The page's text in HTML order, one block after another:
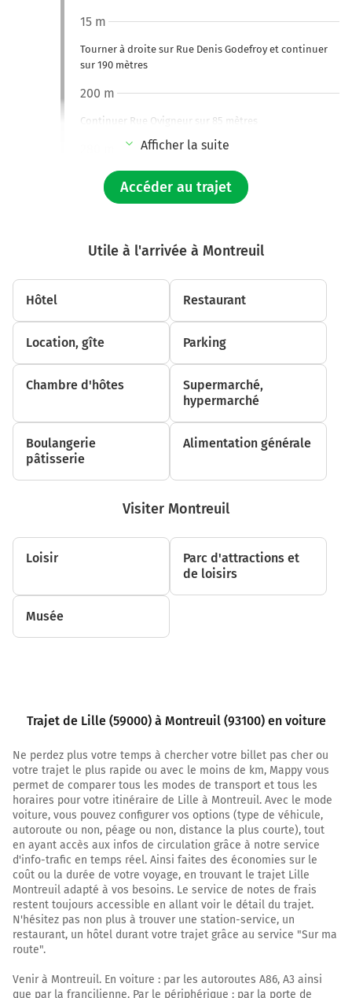
Tourner à droite sur Rue Denis Godefroy et continuer
sur 190 mètres
15 m
Continuer Rue Ovigneur sur 85 mètres
200 m
Tourner à gauche sur Place Gentil-Muiron et continuer
sur 120 mètres
Tourner légèrement à droite sur Avenue du Président
Tourner à droite sur Avenue du Président John
Fitzgerald Kennedy et continuer sur 120 mètres
Tourner à droite sur Boulevard Émile Dubuisson et
continuer sur 240 mètres
1,1 km
Tourner à gauche sur Boulevard des Cités Unies et
continuer sur 240 mètres
1,3 km
Prendre à droite et rejoindre M656. Continuer sur 750
Paris
Bruxelles
Valenciennes
Villeneuve-d'Ascq
Lesquin
Autoroute du Nord
Continuer A1 sur 19 kilomètres
E17
4,8 km
Afficher la suite
Accéder au trajet
Utile à l'arrivée à Montreuil
Hôtel Restaurant
Location, gîte Parking
Chambre d'hôtes
Supermarché,
hypermarché
Boulangerie
pâtisserie
Alimentation générale
Visiter Montreuil
Loisir
Parc d'attractions et
de loisirs
Musée
Trajet de Lille (59000) à Montreuil (93100) en voiture
Ne perdez plus votre temps à chercher votre billet pas cher ou
votre trajet le plus rapide ou avec le moins de km, Mappy vous
permet de comparer tous les modes de transport et tous les
horaires pour votre itinéraire de Lille à Montreuil. Avec le mode
voiture, vous pouvez configurer vos options (type de véhicule,
autoroute ou non, péage ou non, distance la plus courte), tout
en ayant accès aux infos de circulation grâce à notre service
d'info-trafic en temps réel. Ainsi faites des économies sur le
coût ou la durée de votre voyage, en trouvant le trajet Lille
Montreuil adapté à vos besoins. Le service de notes de frais
restent toujours accessible en allant voir le détail du trajet.
N'hésitez pas non plus à trouver une station-service, un
restaurant, un hôtel durant votre trajet grâce au service "Sur ma
route".
Venir à Montreuil. En voiture : par les autoroutes A86, A3 ainsi
que par la francilienne. Par le périphérique : par la porte de